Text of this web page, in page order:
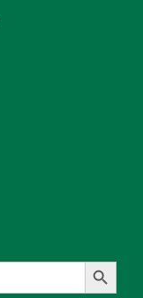
Search Button